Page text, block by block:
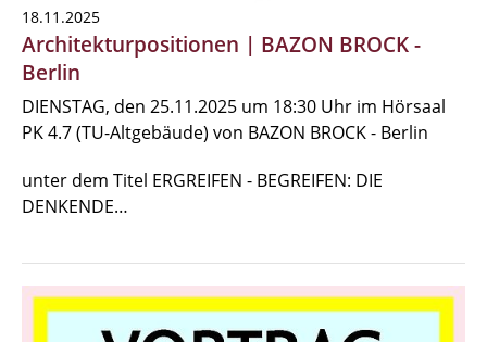
18.11.2025
Architekturpositionen | BAZON BROCK -
Berlin
DIENSTAG, den 25.11.2025 um 18:30 Uhr im Hörsaal
PK 4.7 (TU-Altgebäude) von BAZON BROCK - Berlin
unter dem Titel ERGREIFEN - BEGREIFEN: DIE
DENKENDE…